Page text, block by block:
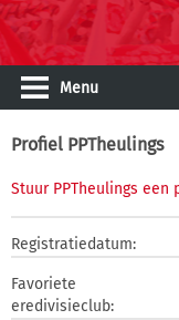
Menu
Profiel PPTheulings
Stuur PPTheulings een
Registratiedatum:
Favoriete
eredivisieclub: